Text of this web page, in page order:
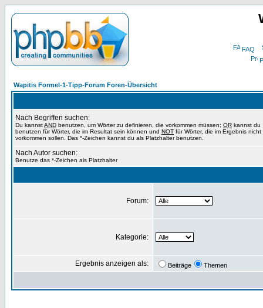
FAQ
Wapitis Formel-1-Tipp-Forum Foren-Übersicht
Nach Begriffen suchen:
Du kannstAND benutzen, um Wörter zu definieren, die vorkommen müssen; OR kannst du
benutzen für Wörter, die im Resultat sein können und NOT für Wörter, die im Ergebnis nicht
vorkommen sollen. Das *-Zeichen kannst du als Platzhalter benutzen.
Nach Autor suchen:
Benutze das *-Zeichen als Platzhalter
Forum:
Kategorie:
Ergebnis anzeigen als: Beiträge Themen